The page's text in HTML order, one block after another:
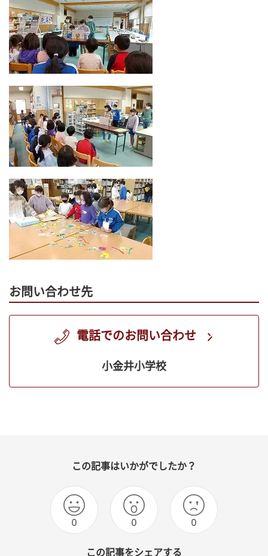
お問い合わせ先
電話でのお問い合わせ
小金井小学校
この記事はいかがでしたか？
0 0 0
この記事をシェアする